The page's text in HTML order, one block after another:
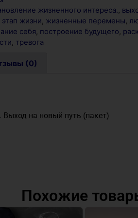
жизненного интереса.,
жизни, жизненные перемены,
себя, построение будущего,
, тревога
(0)
Выход на новый путь (пакет)
Похожие